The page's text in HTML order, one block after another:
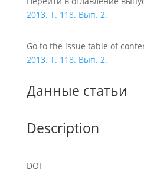
2013. Т. 118. Вып. 2.
Go to the issue table of
2013. Т. 118. Вып. 2.
Данные статьи
Description
DOI